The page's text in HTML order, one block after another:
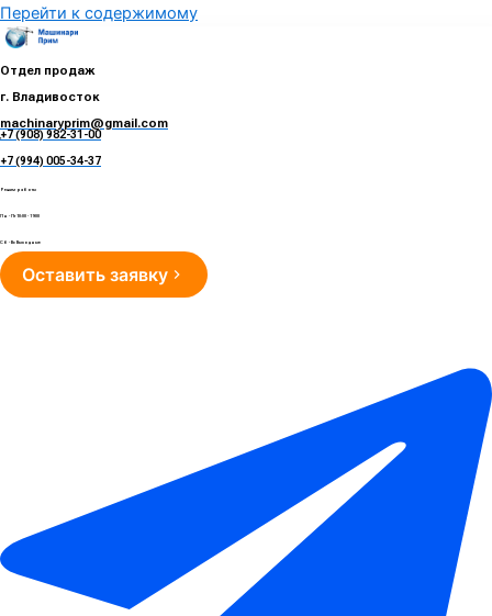
Перейти к содержимому
Отдел продаж
г. Владивосток
machinaryprim@gmail.com
+7 (908) 982-31-00
+7 (994) 005-34-37
Режим работы
Пн - Пт 10:00 - 19:00
Сб - Вс Выходные
Оставить заявку